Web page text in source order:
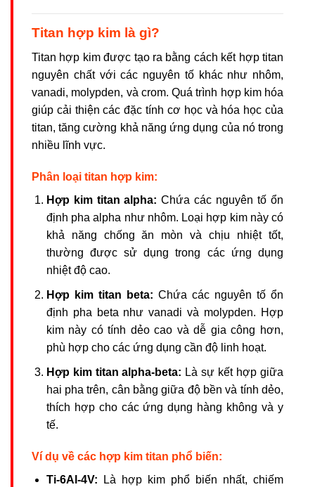
Titan hợp kim là gì?
Titan hợp kim được tạo ra bằng cách kết hợp titan
nguyên chất với các nguyên tố khác như nhôm,
vanadi, molypden, và crom. Quá trình hợp kim hóa
giúp cải thiện các đặc tính cơ học và hóa học của
titan, tăng cường khả năng ứng dụng của nó trong
nhiều lĩnh vực.
Phân loại titan hợp kim:
Hợp kim titan alpha: Chứa các nguyên tố ổn
định pha alpha như nhôm. Loại hợp kim này có
khả năng chống ăn mòn và chịu nhiệt tốt,
thường được sử dụng trong các ứng dụng
nhiệt độ cao.
Hợp kim titan beta: Chứa các nguyên tố ổn
định pha beta như vanadi và molypden. Hợp
kim này có tính dẻo cao và dễ gia công hơn,
phù hợp cho các ứng dụng cần độ linh hoạt.
Hợp kim titan alpha-beta: Là sự kết hợp giữa
hai pha trên, cân bằng giữa độ bền và tính dẻo,
thích hợp cho các ứng dụng hàng không và y
tế.
Ví dụ về các hợp kim titan phổ biến:
Ti-6Al-4V: Là hợp kim phổ biến nhất, chiếm